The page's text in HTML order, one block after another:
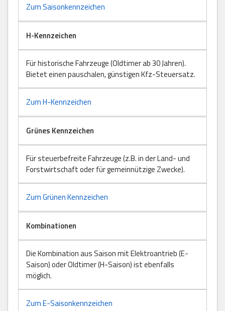
Zum Saisonkennzeichen
H-Kennzeichen
Für historische Fahrzeuge (Oldtimer ab 30 Jahren).
Bietet einen pauschalen, günstigen Kfz-Steuersatz.
Zum H-Kennzeichen
Grünes Kennzeichen
Für steuerbefreite Fahrzeuge (z.B. in der Land- und
Forstwirtschaft oder für gemeinnützige Zwecke).
Zum Grünen Kennzeichen
Kombinationen
Die Kombination aus Saison mit Elektroantrieb (E-
Saison) oder Oldtimer (H-Saison) ist ebenfalls
möglich.
Zum E-Saisonkennzeichen